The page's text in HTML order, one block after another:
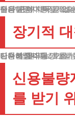
우선 근처 지역 금고
신용불량자 통장개설이 비교적 수월한 편입니다. 이런 기관들은 본점과 지점이 독립적으로 운영되어 자금 압류 위험도 상대적으로 낮습니다.
단, 기존에 채무가 있
장기적
단순히 계좌를 개설하는 것에서 그치지 말고, 근본적인 해결책을 찾으셔야 합니다.
신용불량자 통장개설 문제를 완전히 해소하려면 채무 조정이 필요합니다. 법원의 보호를 받으시면 추심도 중단되고, 일반 은행 거래도 가능해집니다.
신용불량
를 받기